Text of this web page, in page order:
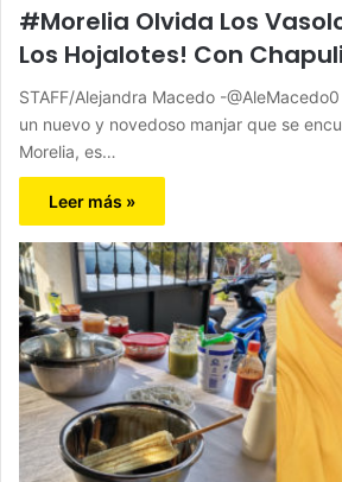
#Morelia Olvida Los
Los Hojalotes! Con
STAFF/Alejandra Macedo -
un nuevo y novedoso manjar que se
Morelia, es…
Leer más »